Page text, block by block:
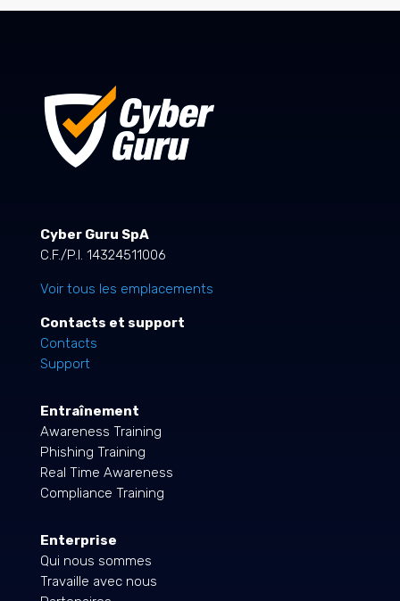
Cyber Guru SpA
C.F./P.I. 14324511006
Voir tous les emplacements
Contacts et support
Contacts
Support
Entraînement
Awareness Training
Phishing Training
Real Time Awareness
Compliance Training
Enterprise
Qui nous sommes
Travaille avec nous